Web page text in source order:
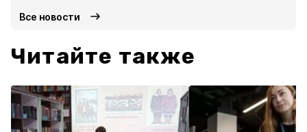
Все новости
Читайте также